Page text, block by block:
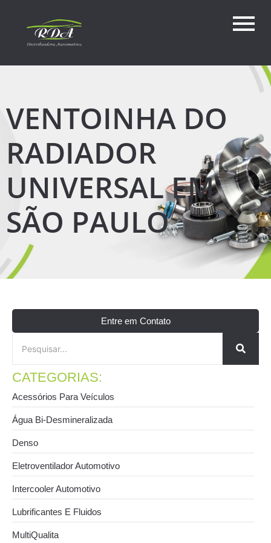
VENTOINHA DO
RADIADOR
UNIVERSAL EM
SÃO PAULO
Entre em Contato
CATEGORIAS:
Acessórios Para Veículos
Água Bi-Desmineralizada
Denso
Eletroventilador Automotivo
Intercooler Automotivo
Lubrificantes E Fluidos
MultiQualita